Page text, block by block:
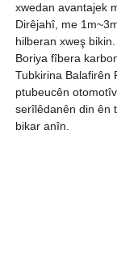
xwedan avantajek
Dirêjahî, me
hilberan xweş bikin.
Boriya fîbera
Tubkirina Balafirên
ptubeucên
serîlêdanên din ên
bikar anîn.